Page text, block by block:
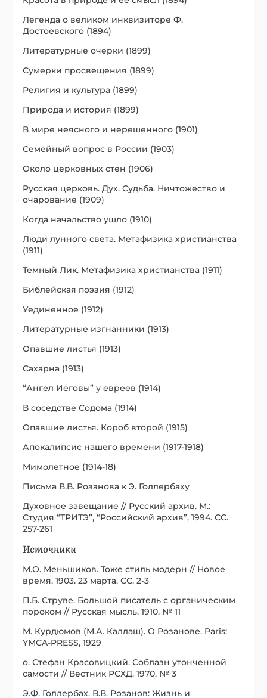
Легенда о великом инквизиторе Ф.
Достоевского (1894)
Литературные очерки (1899)
Сумерки просвещения (1899)
Религия и культура (1899)
Природа и история (1899)
В мире неясного и нерешенного (1901)
Семейный вопрос в России (1903)
Около церковных стен (1906)
Русская церковь. Дух. Судьба. Ничтожество и
очарование (1909)
Когда начальство ушло (1910)
Люди лунного света. Метафизика христианства
(1911)
Темный Лик. Метафизика христианства (1911)
Библейская поэзия (1912)
Уединенное (1912)
Литературные изгнанники (1913)
Опавшие листья (1913)
Сахарна (1913)
“Ангел Иеговы” у евреев (1914)
В соседстве Содома (1914)
Опавшие листья. Короб второй (1915)
Апокалипсис нашего времени (1917-1918)
Мимолетное (1914-18)
Письма В.В. Розанова к Э. Голлербаху
Духовное завещание // Русский архив. М.:
Студия “ТРИТЭ”, “Российский архив”, 1994. СС.
257-261
Источники
М.О. Меньшиков. Тоже стиль модерн // Новое
время. 1903. 23 марта. СС. 2-3
П.Б. Струве. Большой писатель с органическим
пороком // Русская мысль. 1910. № 11
М. Курдюмов (М.А. Каллаш). О Розанове. Paris:
YMCA-PRESS, 1929
о. Стефан Красовицкий. Соблазн утонченной
самости // Вестник РСХД. 1970. № 3
Э.Ф. Голлербах. В.В. Розанов: Жизнь и